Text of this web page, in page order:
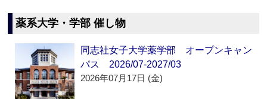
薬系大学・学部 催し物
同志社女子大学薬学部 オープンキャン
パス 2026/07-2027/03
2026年07月17日 (金)